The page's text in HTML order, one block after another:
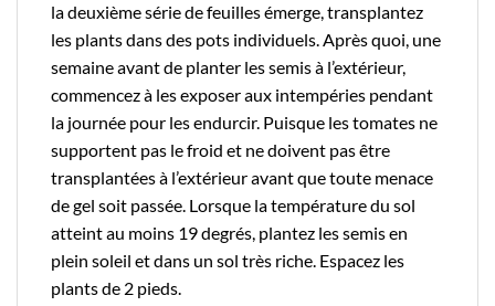
la deuxième série de feuilles émerge, transplantez
les plants dans des pots individuels. Après quoi, une
semaine avant de planter les semis à l’extérieur,
commencez à les exposer aux intempéries pendant
la journée pour les endurcir. Puisque les tomates ne
supportent pas le froid et ne doivent pas être
transplantées à l’extérieur avant que toute menace
de gel soit passée. Lorsque la température du sol
atteint au moins 19 degrés, plantez les semis en
plein soleil et dans un sol très riche. Espacez les
plants de 2 pieds.